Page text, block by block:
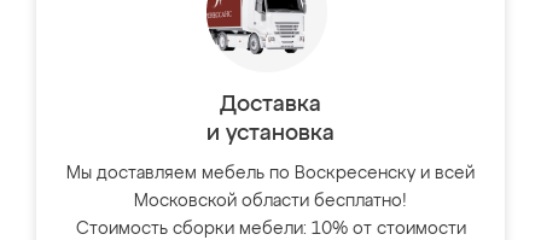
Доставка
и установка
Мы доставляем мебель по Воскресенску и всей
Московской области бесплатно!
Стоимость сборки мебели: 10% от стоимости